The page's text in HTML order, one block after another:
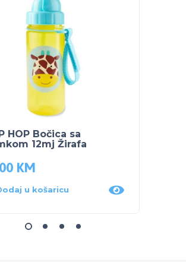
HOP Bočica sa
12mj Žirafa
KM
u košaricu